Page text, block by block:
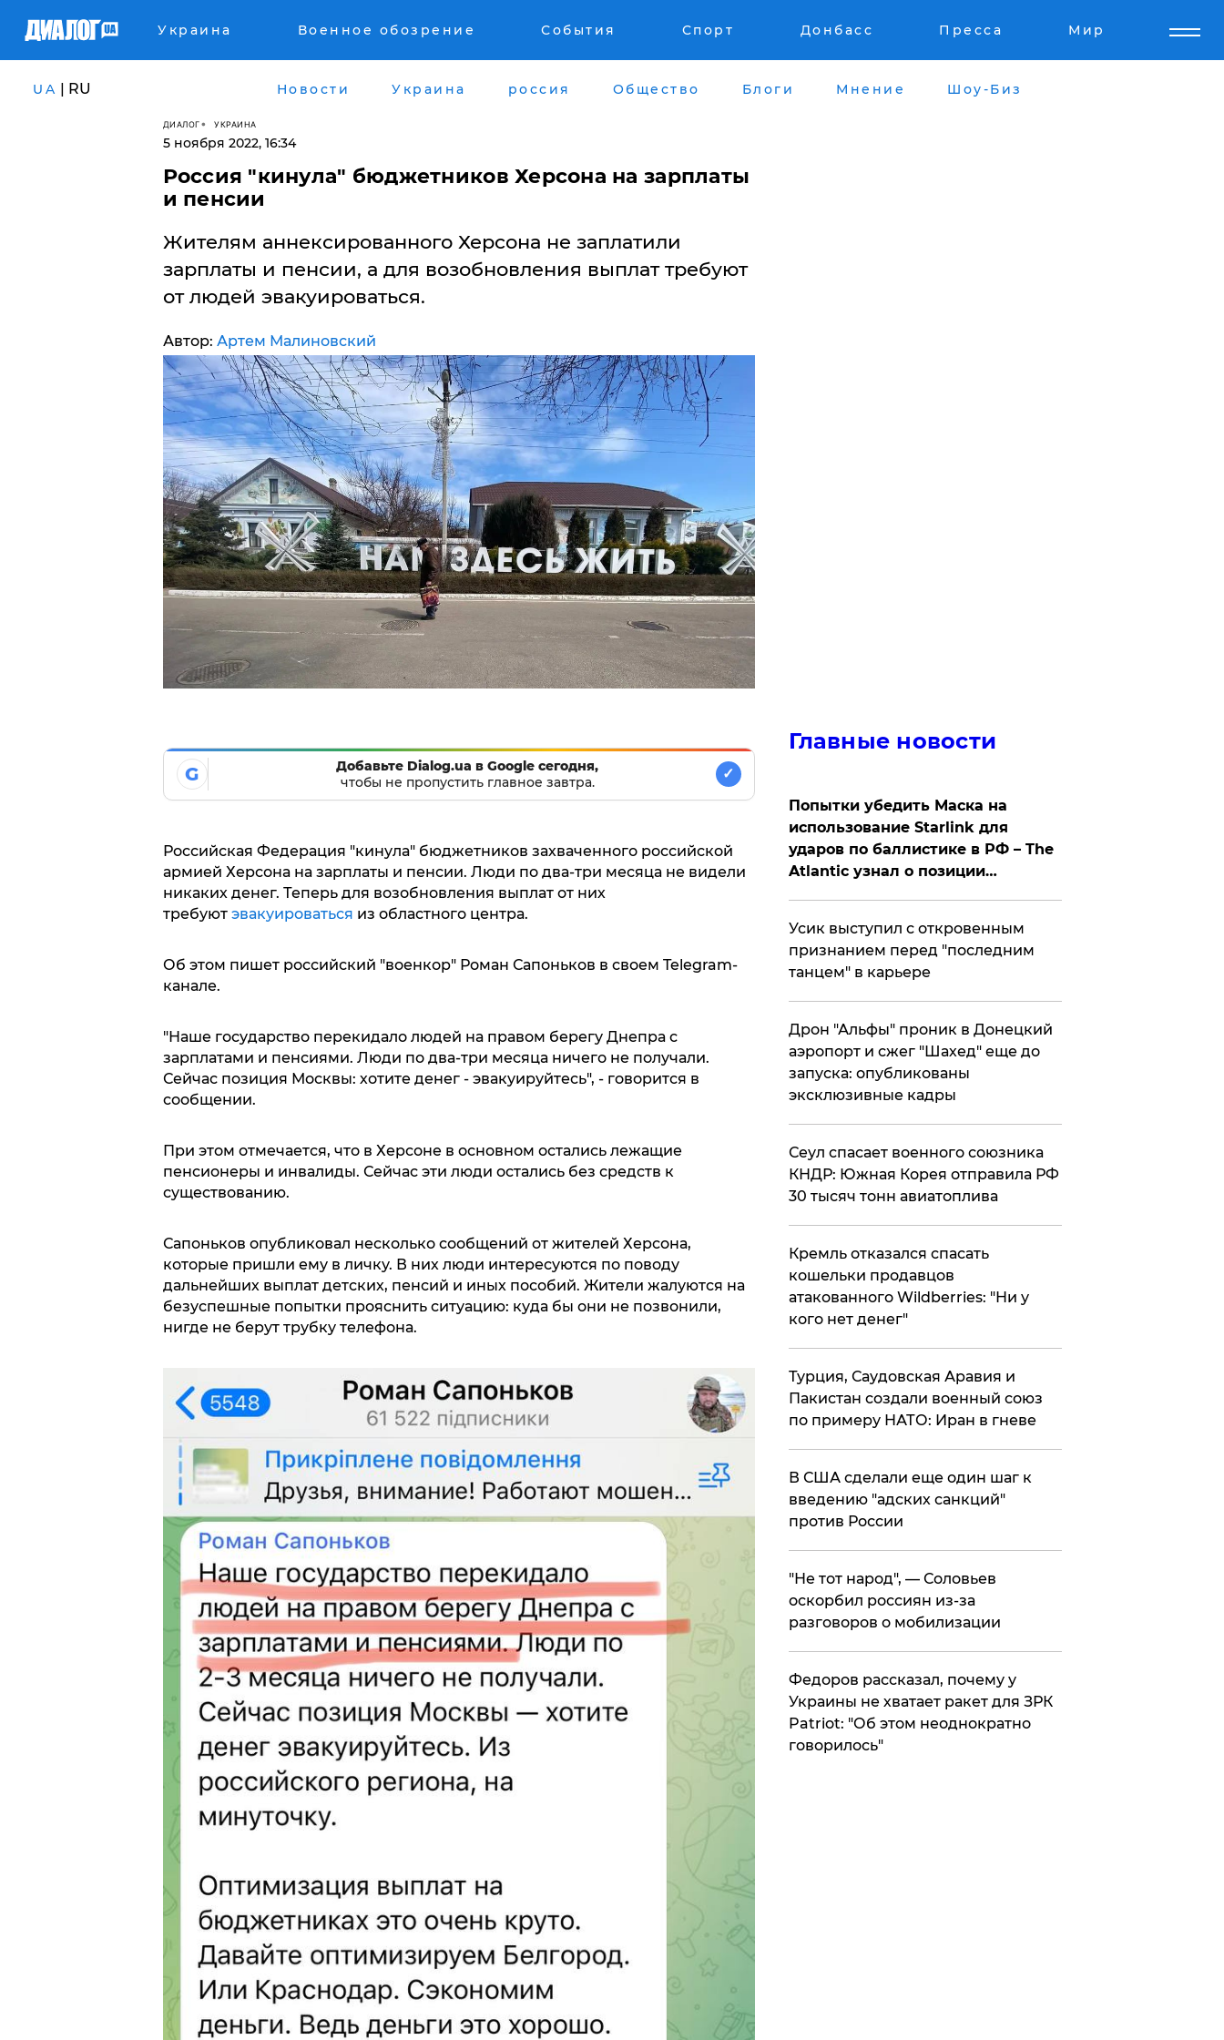
Украина Военное обозрение События Спорт Донбасс Пресса Мир
UA | RU Новости Украина россия Общество Блоги Мнение Шоу-Биз
ДИАЛОГ УКРАИНА
5 ноября 2022, 16:34
Россия "кинула" бюджетников Херсона на зарплаты
и пенсии
Жителям аннексированного Херсона не заплатили
зарплаты и пенсии, а для возобновления выплат требуют
от людей эвакуироваться.
Автор: Артем Малиновский
G
Добавьте Dialog.ua в Google сегодня,
чтобы не пропустить главное завтра.
✓
Российская Федерация "кинула" бюджетников захваченного российской
армией Херсона на зарплаты и пенсии. Люди по два-три месяца не видели
никаких денег. Теперь для возобновления выплат от них
требуют эвакуироваться из областного центра.
Об этом пишет российский "военкор" Роман Сапоньков в своем Telegram-
канале.
"Наше государство перекидало людей на правом берегу Днепра с
зарплатами и пенсиями. Люди по два-три месяца ничего не получали.
Сейчас позиция Москвы: хотите денег - эвакуируйтесь", - говорится в
сообщении.
При этом отмечается, что в Херсоне в основном остались лежащие
пенсионеры и инвалиды. Сейчас эти люди остались без средств к
существованию.
Сапоньков опубликовал несколько сообщений от жителей Херсона,
которые пришли ему в личку. В них люди интересуются по поводу
дальнейших выплат детских, пенсий и иных пособий. Жители жалуются на
безуспешные попытки прояснить ситуацию: куда бы они не позвонили,
нигде не берут трубку телефона.
Главные новости
Попытки убедить Маска на
использование Starlink для
ударов по баллистике в РФ – The
Atlantic узнал о позиции
Усик выступил с откровенным
признанием перед "последним
танцем" в карьере
Дрон "Альфы" проник в Донецкий
аэропорт и сжег "Шахед" еще до
запуска: опубликованы
эксклюзивные кадры
​Сеул спасает военного союзника
КНДР: Южная Корея отправила РФ
30 тысяч тонн авиатоплива
Кремль отказался спасать
кошельки продавцов
атакованного Wildberries: "Ни у
кого нет денег"
Турция, Саудовская Аравия и
Пакистан создали военный союз
по примеру НАТО: Иран в гневе
В США сделали еще один шаг к
введению "адских санкций"
против России
​"Не тот народ", — Соловьев
оскорбил россиян из-за
разговоров о мобилизации
Федоров рассказал, почему у
Украины не хватает ракет для ЗРК
Patriot: "Об этом неоднократно
говорилось"